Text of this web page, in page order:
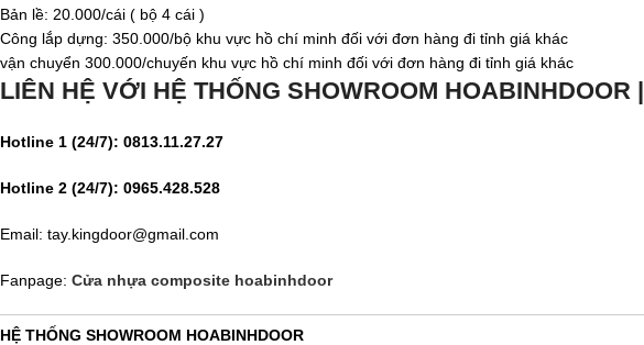
Bản lề: 20.000/cái ( bộ 4 cái )
Công lắp dựng: 350.000/bộ khu vực hồ chí minh đối với đơn hàng đi tỉnh giá khác
vận chuyển 300.000/chuyến khu vực hồ chí minh đối với đơn hàng đi tỉnh giá khác
LIÊN HỆ VỚI HỆ THỐNG SHOWROOM HOABINHDOOR |
Hotline 1 (24/7): 0813.11.27.27
Hotline 2 (24/7): 0965.428.528
Email: tay.kingdoor@gmail.com
Fanpage: Cửa nhựa composite hoabinhdoor
HỆ THỐNG SHOWROOM HOABINHDOOR